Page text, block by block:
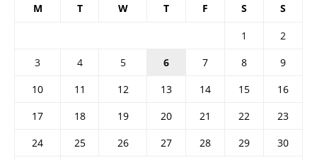
M T W T F S S
1
2
3
4 5 6 7 8
9
10
11 12 13 14 15
16
17
18 19 20 21 22
23
24
25 26 27 28 29
30